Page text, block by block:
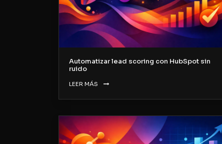
Automatizar lead scoring con HubSpot sin
ruido
LEER MÁS